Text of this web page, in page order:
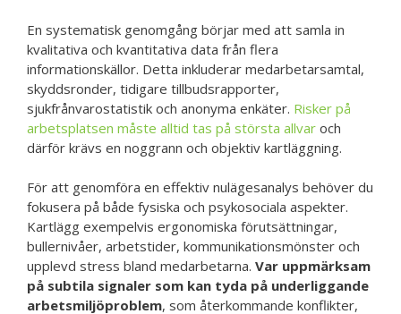
En systematisk genomgång börjar med att samla in
kvalitativa och kvantitativa data från flera
informationskällor. Detta inkluderar medarbetarsamtal,
skyddsronder, tidigare tillbudsrapporter,
sjukfrånvarostatistik och anonyma enkäter. Risker på
arbetsplatsen måste alltid tas på största allvar och
därför krävs en noggrann och objektiv kartläggning.
För att genomföra en effektiv nulägesanalys behöver du
fokusera på både fysiska och psykosociala aspekter.
Kartlägg exempelvis ergonomiska förutsättningar,
bullernivåer, arbetstider, kommunikationsmönster och
upplevd stress bland medarbetarna. Var uppmärksam
på subtila signaler som kan tyda på underliggande
arbetsmiljöproblem, som återkommande konflikter,